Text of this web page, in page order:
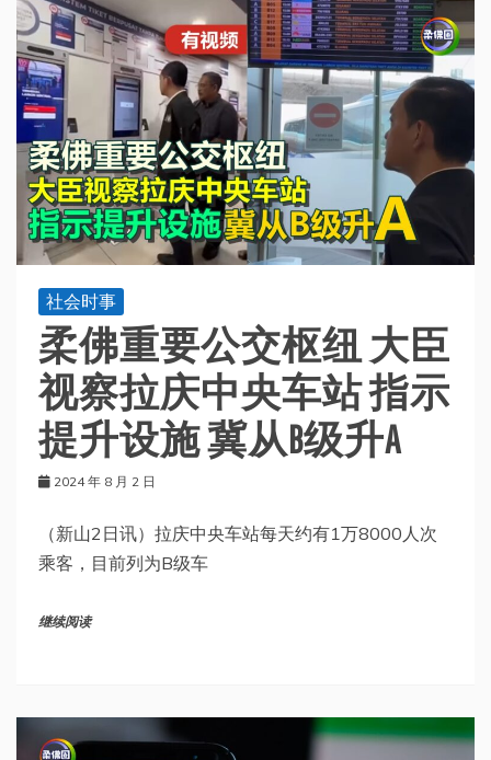
社会时事
柔佛重要公交枢纽 大臣
视察拉庆中央车站 指示
提升设施 冀从B级升A
2024 年 8 月 2 日
（新山2日讯）拉庆中央车站每天约有1万8000人次
乘客，目前列为B级车
继续阅读